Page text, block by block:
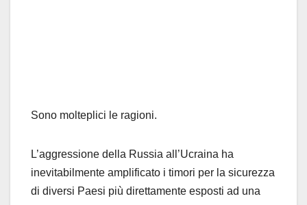
Sono molteplici le ragioni.
L’aggressione della Russia all’Ucraina ha
inevitabilmente amplificato i timori per la sicurezza
di diversi Paesi più direttamente esposti ad una